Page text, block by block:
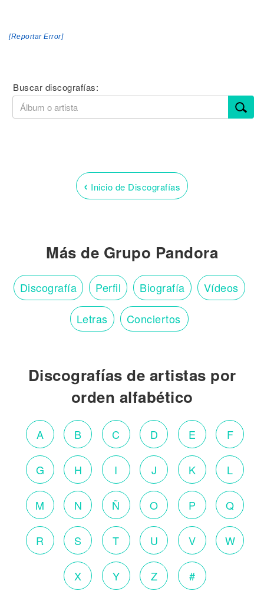
[Reportar Error]
Buscar discografías:
‹ Inicio de Discografías
Más de Grupo Pandora
Discografía Perfil Biografía Vídeos
Letras Conciertos
Discografías de artistas por
orden alfabético
A B C D E F
G H I J K L
M N Ñ O P Q
R S T U V W
X Y Z #